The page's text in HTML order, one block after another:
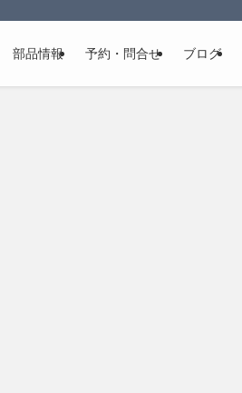
部品情報 予約・問合せ ブログ